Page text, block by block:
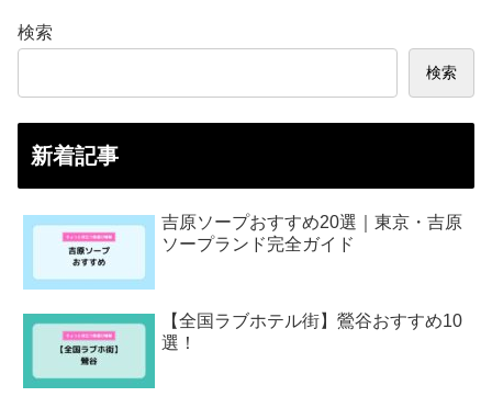
検索
検索
新着記事
吉原ソープおすすめ20選｜東京・吉原
ソープランド完全ガイド
【全国ラブホテル街】鶯谷おすすめ10
選！